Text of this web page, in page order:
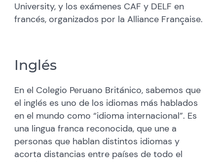
University, y los exámenes CAF y DELF en
francés, organizados por la Alliance Française.
Inglés
En el Colegio Peruano Británico, sabemos que
el inglés es uno de los idiomas más hablados
en el mundo como “idioma internacional”. Es
una lingua franca reconocida, que une a
personas que hablan distintos idiomas y
acorta distancias entre países de todo el